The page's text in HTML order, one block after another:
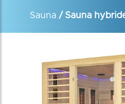
Sauna / Sauna